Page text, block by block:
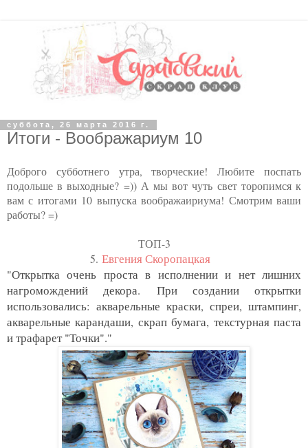
суббота, 26 марта 2016 г.
Итоги - Воображариум 10
Доброго субботнего утра, творческие! Любите поспать
подольше в выходные? =)) А мы вот чуть свет торопимся к
вам с итогами 10 выпуска воображаириума! Смотрим ваши
работы? =)
ТОП-3
5. Евгения Скоропацкая
"Открытка очень проста в исполнении и нет лишних
нагромождений декора. При создании открытки
использовались: акварельные краски, спреи, штампинг,
акварельные карандаши, скрап бумага, текстурная паста
и трафарет "Точки"."